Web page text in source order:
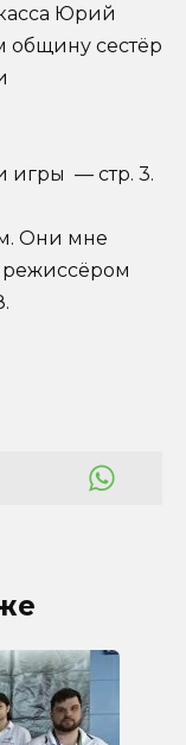
Юрий
общину сестёр
игры — стр. 3.
Они мне
режиссёром